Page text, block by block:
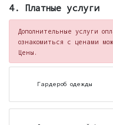
4. Платные услуги
Дополнительные услуги
ознакомиться с ценами
Цены.
Гардероб одежды